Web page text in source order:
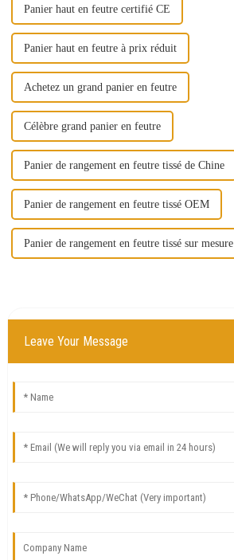
Panier haut en feutre certifié CE
Panier haut en feutre à prix réduit
Achetez un grand panier en feutre
Célèbre grand panier en feutre
Panier de rangement en feutre tissé de Chine
Panier de rangement en feutre tissé OEM
Panier de rangement en feutre tissé sur mesure
Leave Your Message